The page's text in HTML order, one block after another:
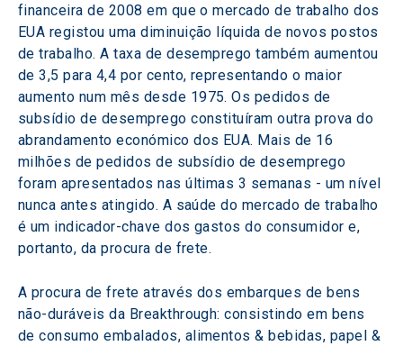
financeira de 2008 em que o mercado de trabalho dos
EUA registou uma diminuição líquida de novos postos
de trabalho. A taxa de desemprego também aumentou
de 3,5 para 4,4 por cento, representando o maior
aumento num mês desde 1975. Os pedidos de
subsídio de desemprego constituíram outra prova do
abrandamento económico dos EUA. Mais de 16
milhões de pedidos de subsídio de desemprego
foram apresentados nas últimas 3 semanas - um nível
nunca antes atingido. A saúde do mercado de trabalho
é um indicador-chave dos gastos do consumidor e,
portanto, da procura de frete.
A procura de frete através dos embarques de bens
não-duráveis da Breakthrough: consistindo em bens
de consumo embalados, alimentos & bebidas, papel &